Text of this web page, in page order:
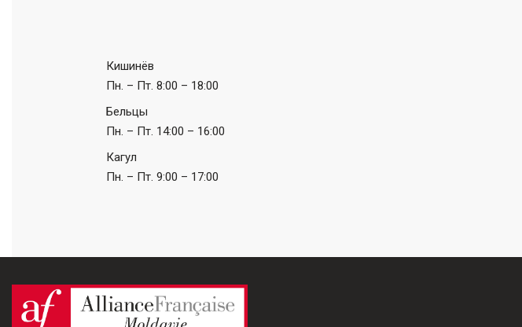
Кишинёв
Пн. – Пт. 8:00 – 18:00
Бельцы
Пн. – Пт. 14:00 – 16:00
Кагул
Пн. – Пт. 9:00 – 17:00